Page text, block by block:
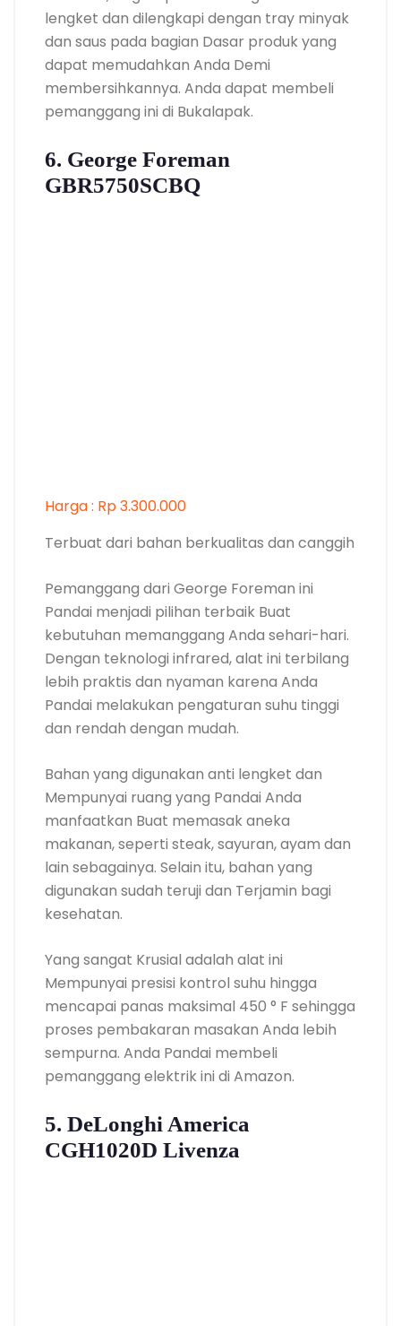
lengket dan dilengkapi dengan tray minyak
dan saus pada bagian Dasar produk yang
dapat memudahkan Anda Demi
membersihkannya. Anda dapat membeli
pemanggang ini di Bukalapak.
6. George Foreman
GBR5750SCBQ
Harga : Rp 3.300.000
Terbuat dari bahan berkualitas dan canggih
Pemanggang dari George Foreman ini
Pandai menjadi pilihan terbaik Buat
kebutuhan memanggang Anda sehari-hari.
Dengan teknologi infrared, alat ini terbilang
lebih praktis dan nyaman karena Anda
Pandai melakukan pengaturan suhu tinggi
dan rendah dengan mudah.
Bahan yang digunakan anti lengket dan
Mempunyai ruang yang Pandai Anda
manfaatkan Buat memasak aneka
makanan, seperti steak, sayuran, ayam dan
lain sebagainya. Selain itu, bahan yang
digunakan sudah teruji dan Terjamin bagi
kesehatan.
Yang sangat Krusial adalah alat ini
Mempunyai presisi kontrol suhu hingga
mencapai panas maksimal 450 ° F sehingga
proses pembakaran masakan Anda lebih
sempurna. Anda Pandai membeli
pemanggang elektrik ini di Amazon.
5. DeLonghi America
CGH1020D Livenza